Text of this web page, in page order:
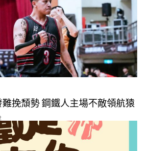
挽頹勢 鋼鐵人主場不敵領航猿